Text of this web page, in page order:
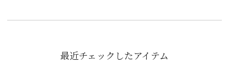
最近チェックしたアイテム